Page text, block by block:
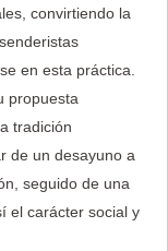
convirtiendo la
en esta práctica.
propuesta
tradición
de un desayuno a
seguido de una
el carácter social y